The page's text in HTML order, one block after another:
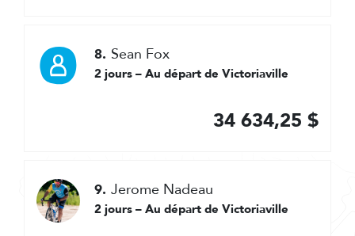
8. Sean Fox
2 jours – Au départ de Victoriaville
34 634,25 $
9. Jerome Nadeau
2 jours – Au départ de Victoriaville